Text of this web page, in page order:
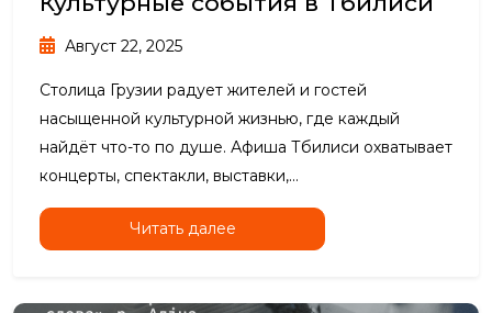
Август 22, 2025
Столица Грузии радует жителей и гостей
насыщенной культурной жизнью, где каждый
найдёт что-то по душе. Афиша Тбилиси охватывает
концерты, спектакли, выставки,...
Читать далее